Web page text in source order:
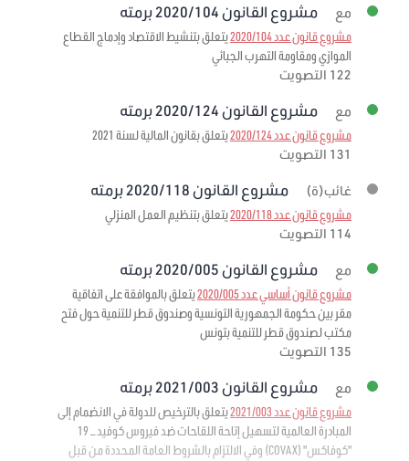
مع مشروع القانون 2020/104 برمته
مشروع قانون عدد 2020/104
يتعلق بتنشيط الاقتصاد وإدماج القطاع
الموازي ومقاومة التهرب الجبائي
122 التصويت
مع مشروع القانون 2020/124 برمته
مشروع قانون عدد 2020/124
يتعلق بقانون المالية لسنة 2021
131 التصويت
غائب(ة) مشروع القانون 2020/118 برمته
مشروع قانون عدد 2020/118
يتعلق بتنظيم العمل المنزلي
114 التصويت
مع مشروع القانون 2020/005 برمته
مشروع قانون أساسي عدد 2020/005
يتعلق بالموافقة على اتفاقية
مقر بين حكومة الجمهورية التونسية وصندوق قطر للتنمية حول فتح
مكتب لصندوق قطر للتنمية بتونس
135 التصويت
مع مشروع القانون 2021/003 برمته
مشروع قانون عدد 2021/003
يتعلق بالترخيص للدولة في الانضمام إلى
المبادرة العالمية لتسهيل إتاحة اللقاحات ضد فيروس كوفيد – 19
"كوفاكس" (COVAX) وفي الالتزام بالشروط العامة المحددة من قبل